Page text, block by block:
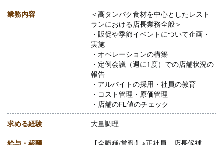
業務内容
＜高タンパク食材を中心としたレスト
ランにおける店長業務全般＞
・販促や季節イベントについて企画・
実施
・オペレーションの構築
・定例会議（週に1度）での店舗状況の
報告
・アルバイトの採用・社員の教育
・コスト管理・原価管理
・店舗のFL値のチェック
求める経験 大量調理